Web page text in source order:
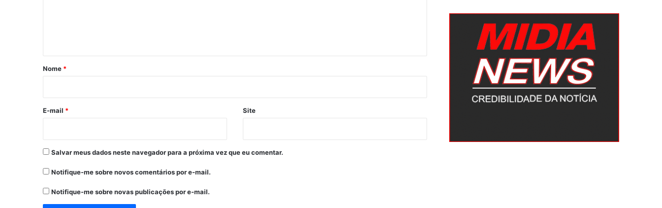
r
*
Nome *
E-mail * Site
Salvar meus dados neste navegador para a próxima vez que eu comentar.
Notifique-me sobre novos comentários por e-mail.
Notifique-me sobre novas publicações por e-mail.